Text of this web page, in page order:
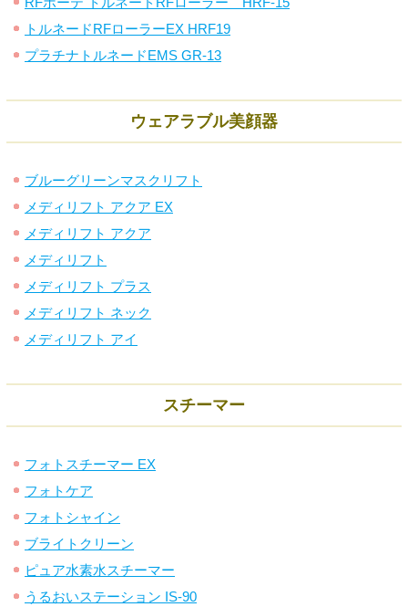
トルネードRFローラーEX HRF19
プラチナトルネードEMS GR-13
ウェアラブル美顔器
ブルーグリーンマスクリフト
メディリフト アクア EX
メディリフト アクア
メディリフト
メディリフト プラス
メディリフト ネック
メディリフト アイ
スチーマー
フォトスチーマー EX
フォトケア
フォトシャイン
ブライトクリーン
ピュア水素水スチーマー
うるおいステーション IS-90